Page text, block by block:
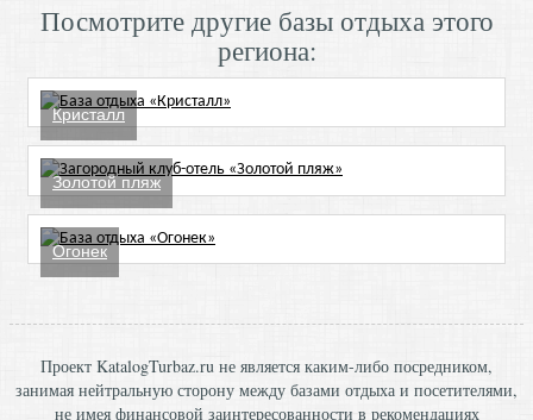
Посмотрите другие базы отдыха этого
региона:
Кристалл
Золотой пляж
Огонек
Проект KatalogTurbaz.ru не является каким-либо посредником,
занимая нейтральную сторону между базами отдыха и посетителями,
не имея финансовой заинтересованности в рекомендациях